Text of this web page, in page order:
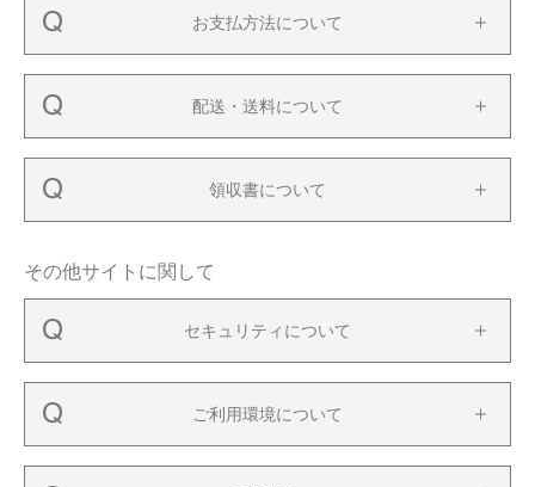
お支払方法について
配送・送料について
領収書について
その他サイトに関して
セキュリティについて
ご利用環境について